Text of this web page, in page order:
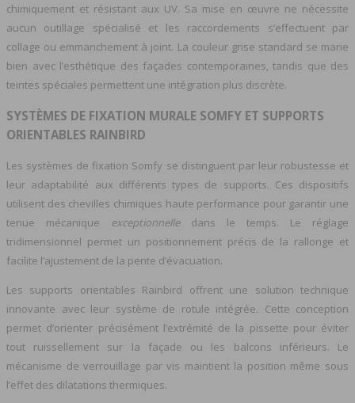
chimiquement et résistant aux UV. Sa mise en œuvre ne nécessite
aucun outillage spécialisé et les raccordements s’effectuent par
collage ou emmanchement à joint. La couleur grise standard se marie
bien avec l’esthétique des façades contemporaines, tandis que des
teintes spéciales permettent une intégration plus discrète.
SYSTÈMES DE FIXATION MURALE SOMFY ET SUPPORTS
ORIENTABLES RAINBIRD
Les systèmes de fixation Somfy se distinguent par leur robustesse et
leur adaptabilité aux différents types de supports. Ces dispositifs
utilisent des chevilles chimiques haute performance pour garantir une
tenue mécanique exceptionnelle dans le temps. Le réglage
tridimensionnel permet un positionnement précis de la rallonge et
facilite l’ajustement de la pente d’évacuation.
Les supports orientables Rainbird offrent une solution technique
innovante avec leur système de rotule intégrée. Cette conception
permet d’orienter précisément l’extrémité de la pissette pour éviter
tout ruissellement sur la façade ou les balcons inférieurs. Le
mécanisme de verrouillage par vis maintient la position même sous
l’effet des dilatations thermiques.